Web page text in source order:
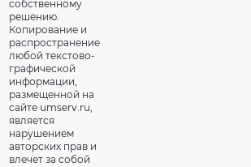
собственному
решению.
Копирование и
распространение
любой текстово-
графической
информации,
размещенной на
сайте umserv.ru,
является
нарушением
авторских прав и
влечет за собой